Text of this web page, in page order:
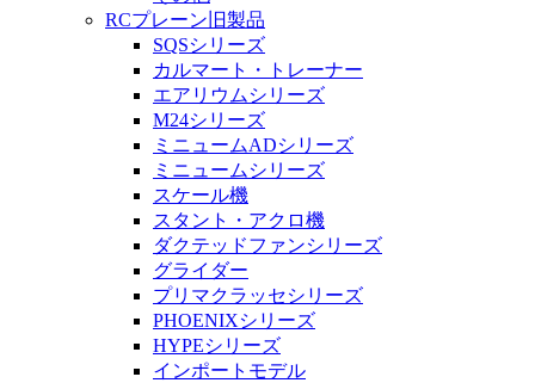
RCプレーン旧製品
SQSシリーズ
カルマート・トレーナー
エアリウムシリーズ
M24シリーズ
ミニュームADシリーズ
ミニュームシリーズ
スケール機
スタント・アクロ機
ダクテッドファンシリーズ
グライダー
プリマクラッセシリーズ
PHOENIXシリーズ
HYPEシリーズ
インポートモデル